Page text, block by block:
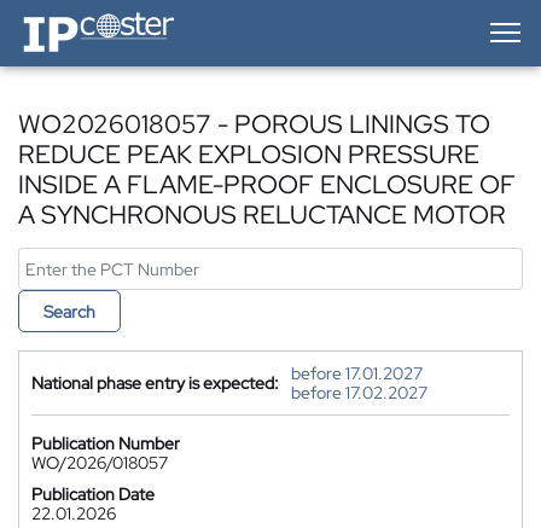
IP-Coster — Home
WO2026018057 - POROUS LININGS TO
REDUCE PEAK EXPLOSION PRESSURE
INSIDE A FLAME-PROOF ENCLOSURE OF
A SYNCHRONOUS RELUCTANCE MOTOR
Search
National phase entry is expected:
before 17.01.2027
before 17.02.2027
Publication Number
WO/2026/018057
Publication Date
22.01.2026